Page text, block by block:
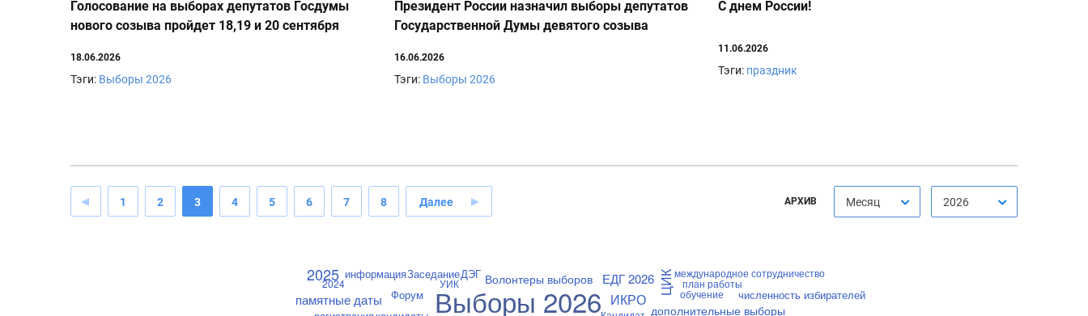
Голосование на выборах депутатов Госдумы
нового созыва пройдет 18,19 и 20 сентября
18.06.2026
Тэги: Выборы 2026
Президент России назначил выборы депутатов
Государственной Думы девятого созыва
16.06.2026
Тэги: Выборы 2026
С днем России!
11.06.2026
Тэги: праздник
1 2 3 4 5 6 7 8 Далее АРХИВ Месяц 2026
Волонтеры выборов
Выборы 2026
ДЭГ ЕДГ 2026
Заседание
ИКРО
УИК
Форум ЦИК
дополнительные выборы
информация
международное сотрудничество
обучение
памятные даты
план работы
численность избирателей
2024
2025